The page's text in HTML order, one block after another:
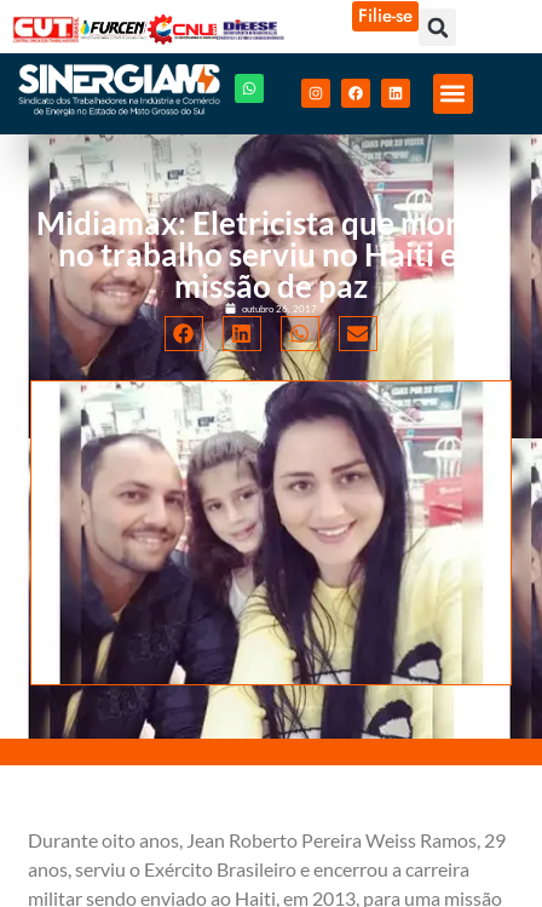
Filie-se
Midiamax: Eletricista que morreu
no trabalho serviu no Haiti em
missão de paz
outubro 26, 2017
Durante oito anos, Jean Roberto Pereira Weiss Ramos, 29
anos, serviu o Exército Brasileiro e encerrou a carreira
militar sendo enviado ao Haiti, em 2013, para uma missão